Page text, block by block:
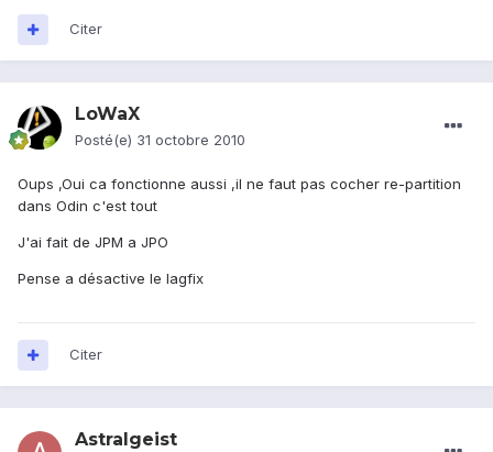
Citer
LoWaX
Posté(e) 31 octobre 2010
Oups ,Oui ca fonctionne aussi ,il ne faut pas cocher re-partition
dans Odin c'est tout
J'ai fait de JPM a JPO
Pense a désactive le lagfix
Citer
Astralgeist